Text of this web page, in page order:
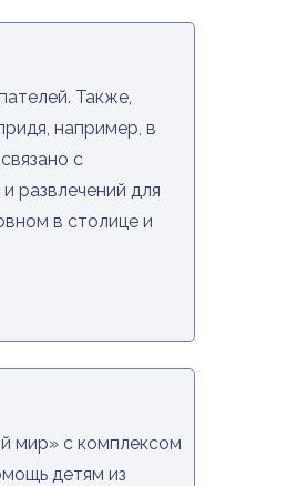
Также,
например, в
с
развлечений для
в столице и
мир» с комплексом
детям из